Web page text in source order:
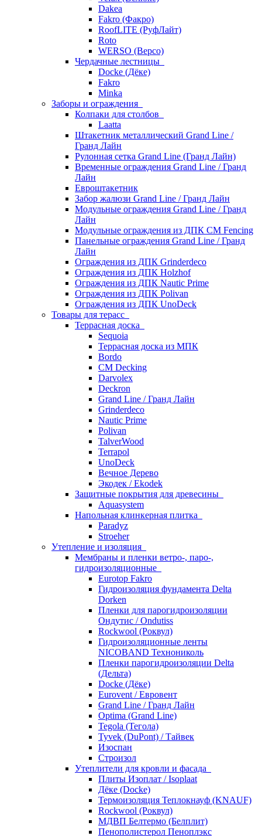
Dakea
Fakro (Факро)
RoofLITE (РуфЛайт)
Roto
WERSO (Версо)
Чердачные лестницы
Docke (Дёке)
Fakro
Minka
Заборы и ограждения
Колпаки для столбов
Laatta
Штакетник металлический Grand Line /
Гранд Лайн
Рулонная сетка Grand Line (Гранд Лайн)
Временные ограждения Grand Line / Гранд
Лайн
Евроштакетник
Забор жалюзи Grand Line / Гранд Лайн
Модульные ограждения Grand Line / Гранд
Лайн
Модульные ограждения из ДПК CM Fencing
Панельные ограждения Grand Line / Гранд
Лайн
Ограждения из ДПК Grinderdeco
Ограждения из ДПК Holzhof
Ограждения из ДПК Nautic Prime
Ограждения из ДПК Polivan
Ограждения из ДПК UnoDeck
Товары для терасс
Террасная доска
Sequoia
Террасная доска из МПК
Bordo
CM Decking
Darvolex
Deckron
Grand Line / Гранд Лайн
Grinderdeco
Nautic Prime
Polivan
TalverWood
Terrapol
UnoDeck
Вечное Дерево
Экодек / Ekodek
Защитные покрытия для древесины
Aquasystem
Напольная клинкерная плитка
Paradyz
Stroeher
Утепление и изоляция
Мембраны и пленки ветро-, паро-,
гидроизоляционные
Eurotop Fakro
Гидроизоляция фундамента Delta
Dorken
Пленки для парогидроизоляции
Ондутис / Ondutiss
Rockwool (Роквул)
Гидроизоляционные ленты
NICOBAND Технониколь
Пленки парогидроизоляции Delta
(Дельта)
Docke (Дёке)
Eurovent / Евровент
Grand Line / Гранд Лайн
Optima (Grand Line)
Tegola (Тегола)
Tyvek (DuPont) / Тайвек
Изоспан
Строизол
Утеплители для кровли и фасада
Плиты Изоплат / Isoplaat
Дёке (Docke)
Термоизоляция Теплокнауф (KNAUF)
Rockwool (Роквул)
МДВП Белтермо (Белплит)
Пенополистерол Пеноплэкс